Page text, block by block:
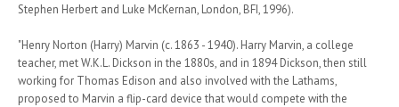
Stephen Herbert and Luke McKernan, London, BFI, 1996).
"Henry Norton (Harry) Marvin (c. 1863 - 1940). Harry Marvin, a college
teacher, met W.K.L. Dickson in the 1880s, and in 1894 Dickson, then still
working for Thomas Edison and also involved with the Lathams,
proposed to Marvin a flip-card device that would compete with the